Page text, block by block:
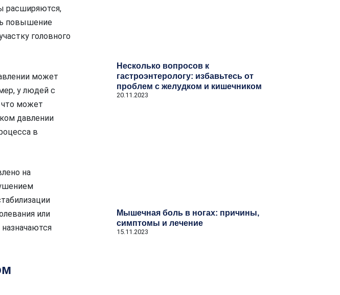
расширяются,
повышение
головного
может
у людей с
что может
давлении
в
на
или
Несколько вопросов к
гастроэнтерологу: избавьтесь от
проблем с желудком и кишечником
20.11.2023
Мышечная боль в ногах: причины,
симптомы и лечение
15.11.2023